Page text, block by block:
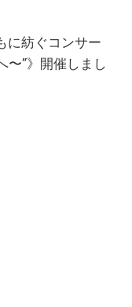
に紡ぐコンサー
〜”》開催しまし